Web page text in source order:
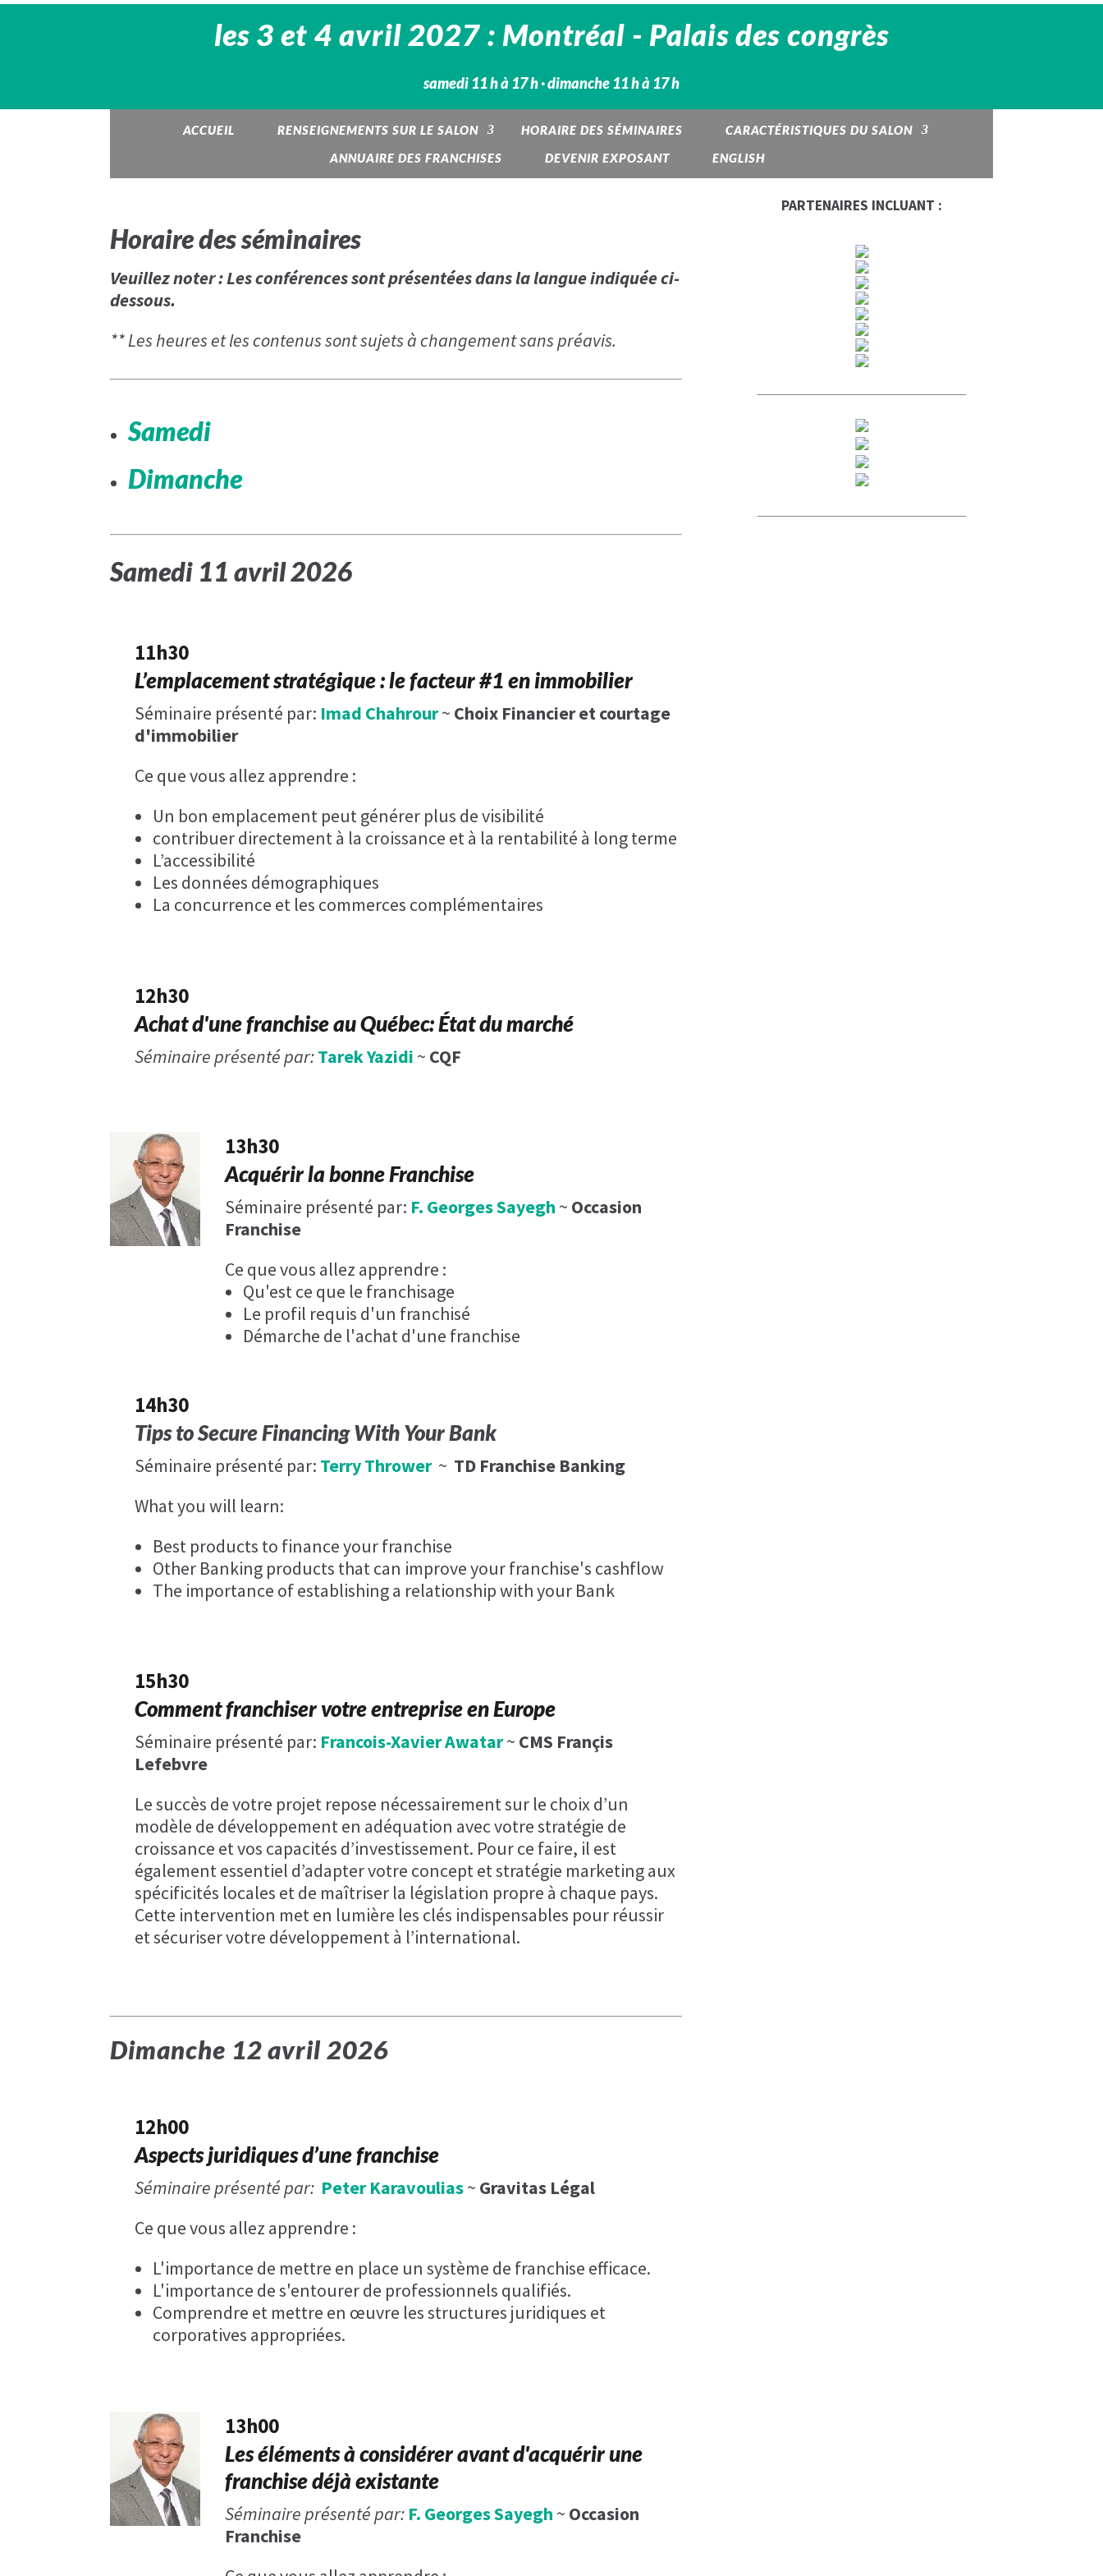
les 3 et 4 avril 2027 : Montréal - Palais des congrès
samedi 11 h à 17 h · dimanche 11 h à 17 h
ACCUEIL RENSEIGNEMENTS SUR LE SALON HORAIRE DES SÉMINAIRES
CARACTÉRISTIQUES DU SALON
ANNUAIRE DES FRANCHISES
DEVENIR EXPOSANT ENGLISH
Horaire des séminaires
Veuillez noter : Les conférences sont présentées dans la langue indiquée ci-
dessous.
** Les heures et les contenus sont sujets à changement sans préavis.
Samedi
Dimanche
Samedi ​11 avril 2026
11h30
L’emplacement stratégique : le facteur #1 en immobilier
Séminaire présenté par: Imad Chahrour~ Choix Financier et courtage
d'immobilier
Ce que vous allez apprendre :
Un bon emplacement peut générer plus de visibilité
contribuer directement à la croissance et à la rentabilité à long terme
L’accessibilité
Les données démographiques
La concurrence et les commerces complémentaires
12h30
Achat d'une franchise au Québec: État du marché
Séminaire présenté par:Tarek Yazidi ~ CQF
13h30
Acquérir la bonne Franchise​
Séminaire présenté par: F. Georges Sayegh ~ Occasion
Franchise
Ce que vous allez apprendre :
Qu'est ce que le franchisage
Le profil requis d'un franchisé
Démarche de l'achat d'une franchise
14h30
Tips to Secure Financing With Your Bank
Séminaire présenté par: Terry Thrower~ TD Franchise Banking
What you will learn:
Best products to finance your franchise
Other Banking products that can improve your franchise's cashflow
The importance of establishing a relationship with your Bank
15h30
Comment franchiser votre entreprise en Europe
Séminaire présenté par: Francois-Xavier Awatar~ CMS Françis
Lefebvre
Le succès de votre projet repose nécessairement sur le choix d’un
modèle de développement en adéquation avec votre stratégie de
croissance et vos capacités d’investissement. Pour ce faire, il est
également essentiel d’adapter votre concept et stratégie marketing aux
spécificités locales et de maîtriser la législation propre à chaque pays.
Cette intervention met en lumière les clés indispensables pour réussir
et sécuriser votre développement à l’international.
Dimanche​ 12 avril 2026
12h00
Aspects juridiques d’une franchise
Séminaire présenté par: Peter Karavoulias~ Gravitas Légal
Ce que vous allez apprendre :
L'importance de mettre en place un système de franchise efficace.
L'importance de s'entourer de professionnels qualifiés.
Comprendre et mettre en œuvre les structures juridiques et
corporatives appropriées.
13h00
Les éléments à considérer avant d'acquérir une
franchise déjà existante
Séminaire présenté par: F. Georges Sayegh ~ Occasion
Franchise
PARTENAIRES INCLUANT :